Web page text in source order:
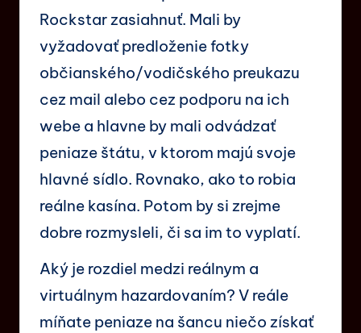
Rockstar zasiahnuť. Mali by
vyžadovať predloženie fotky
občianského/vodičského preukazu
cez mail alebo cez podporu na ich
webe a hlavne by mali odvádzať
peniaze štátu, v ktorom majú svoje
hlavné sídlo. Rovnako, ako to robia
reálne kasína. Potom by si zrejme
dobre rozmysleli, či sa im to vyplatí.
Aký je rozdiel medzi reálnym a
virtuálnym hazardovaním? V reále
míňate peniaze na šancu niečo získať